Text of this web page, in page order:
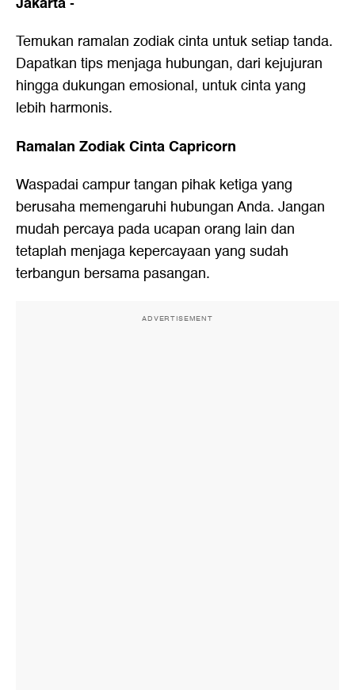
Temukan ramalan zodiak cinta untuk setiap tanda.
Dapatkan tips menjaga hubungan, dari kejujuran
hingga dukungan emosional, untuk cinta yang
lebih harmonis.
Ramalan Zodiak Cinta Capricorn
Waspadai campur tangan pihak ketiga yang
berusaha memengaruhi hubungan Anda. Jangan
mudah percaya pada ucapan orang lain dan
tetaplah menjaga kepercayaan yang sudah
terbangun bersama pasangan.
ADVERTISEMENT